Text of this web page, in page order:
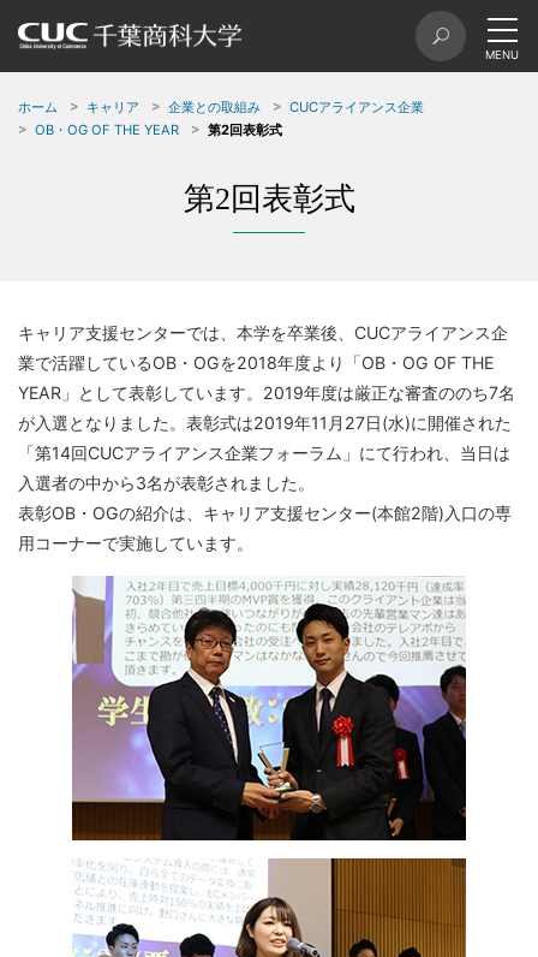
ホーム キャリア 企業との取組み
CUCアライアンス企業
OB・OG OF THE YEAR
第2回表彰式
第2回表彰式
キャリア⽀援センターでは、本学を卒業後、CUCアライアンス企
業で活躍しているOB・OGを2018年度より「OB・OG OF THE
YEAR」として表彰しています。2019年度は厳正な審査ののち7名
が入選となりました。表彰式は2019年11⽉27⽇(水)に開催された
「第14回CUCアライアンス企業フォーラム」にて⾏われ、当日は
入選者の中から3名が表彰されました。
表彰OB・OGの紹介は、キャリア支援センター(本館2階)入口の専
用コーナーで実施しています。